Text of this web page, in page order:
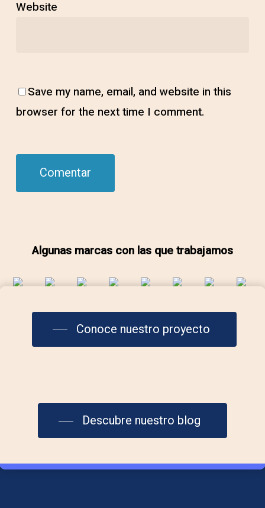
Website
Save my name, email, and website in this
browser for the next time I comment.
Algunas marcas con las que trabajamos
Conoce nuestro proyecto
Descubre nuestro blog
info@laplazadelmar.com
615 29 36 06
Aviso Legal